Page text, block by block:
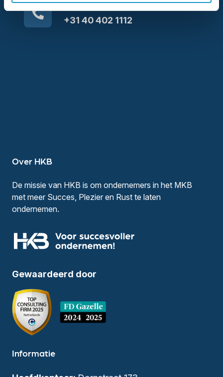
Bel ons direct
+31 40 402 1112
Over HKB
De missie van HKB is om ondernemers in het MKB
met meer Succes, Plezier en Rust te laten
ondernemen.
Gewaardeerd door
Informatie